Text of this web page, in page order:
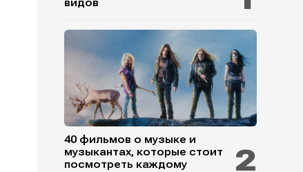
видов
40 фильмов о музыке и
музыкантах, которые стоит
посмотреть каждому